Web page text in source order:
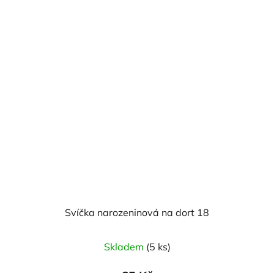
Svíčka narozeninová na dort 18
Skladem (5 ks)